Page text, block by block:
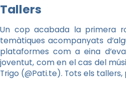
Tallers
Un cop acabada la primera
temàtiques acompanyats
plataformes com a eina
joventut, com en el cas del
Trigo (@Pati.te). Tots els